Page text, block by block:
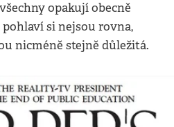
opakují obecně
si nejsou rovna,
nicméně stejně důležitá.